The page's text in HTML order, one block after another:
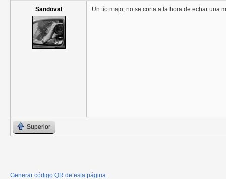
Sandoval Un tío majo, no se corta a la hora de echar una
Superior
Generar código QR de esta página